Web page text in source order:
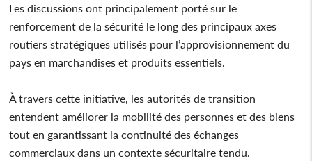
Les discussions ont principalement porté sur le
renforcement de la sécurité le long des principaux axes
routiers stratégiques utilisés pour l’approvisionnement du
pays en marchandises et produits essentiels.
À travers cette initiative, les autorités de transition
entendent améliorer la mobilité des personnes et des biens
tout en garantissant la continuité des échanges
commerciaux dans un contexte sécuritaire tendu.